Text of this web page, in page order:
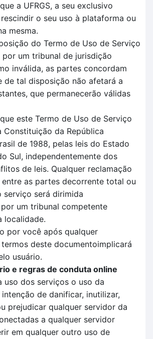
a UFRGS, a seu exclusivo
o seu uso à plataforma ou
mesma.
do Termo de Uso de Serviço
um tribunal de jurisdição
inválida, as partes concordam
de tal disposição não afetará a
que permanecerão válidas
este Termo de Uso de Serviço
Constituição da República
de 1988, pelas leis do Estado
Sul, independentemente dos
de leis. Qualquer reclamação
as partes decorrente total ou
serviço será dirimida
um tribunal competente
localidade.
por você após qualquer
deste documentoimplicará
usuário.
e regras de conduta online
uso dos serviços o uso da
de danificar, inutilizar,
prejudicar qualquer servidor da
a qualquer servidor
em qualquer outro uso de